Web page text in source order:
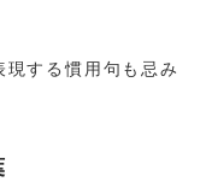
現する慣用句も忌み